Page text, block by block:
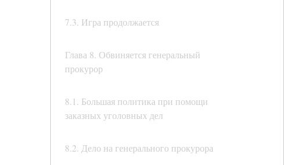
7.3. Игра продолжается
Глава 8. Обвиняется генеральный
прокурор
8.1. Большая политика при помощи
заказных уголовных дел
8.2. Дело на генерального прокурора